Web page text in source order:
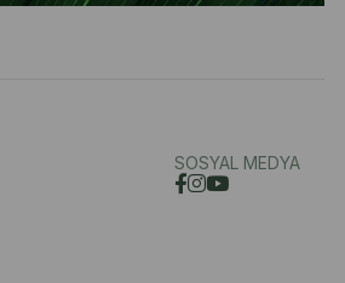
SOSYAL MEDYA